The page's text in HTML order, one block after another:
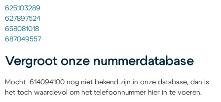
625103289
627897524
658081018
687049557
Vergroot onze nummerdatabase
Mocht 614094100 nog niet bekend zijn in onze database, dan is
het toch waardevol om het telefoonnummer hier in te voeren.